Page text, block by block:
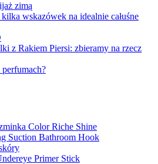
zimą
wskazówek na idealnie całuśne
z Rakiem Piersi: zbieramy na rzecz
Color Riche Shine
Suction Bathroom Hook
Primer Stick